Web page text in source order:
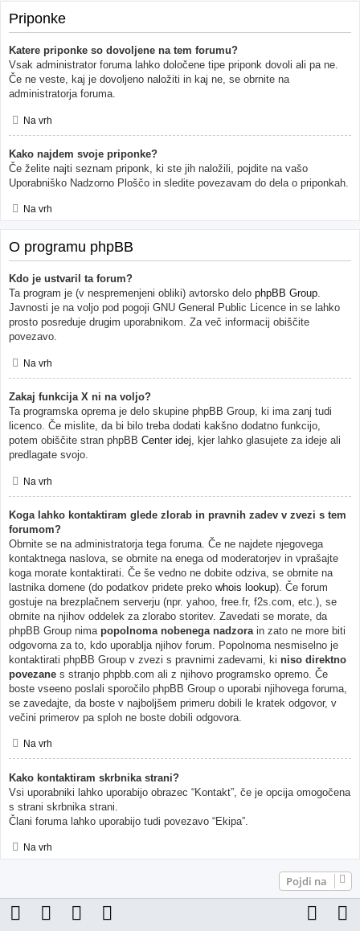
Priponke
Katere priponke so dovoljene na tem forumu?
Vsak administrator foruma lahko določene tipe priponk dovoli ali pa ne.
Če ne veste, kaj je dovoljeno naložiti in kaj ne, se obrnite na
administratorja foruma.
Na vrh
Kako najdem svoje priponke?
Če želite najti seznam priponk, ki ste jih naložili, pojdite na vašo
Uporabniško Nadzorno Ploščo in sledite povezavam do dela o priponkah.
Na vrh
O programu phpBB
Kdo je ustvaril ta forum?
Ta program je (v nespremenjeni obliki) avtorsko delo phpBB Group.
Javnosti je na voljo pod pogoji GNU General Public Licence in se lahko
prosto posreduje drugim uporabnikom. Za več informacij obiščite
povezavo.
Na vrh
Zakaj funkcija X ni na voljo?
Ta programska oprema je delo skupine phpBB Group, ki ima zanj tudi
licenco. Če mislite, da bi bilo treba dodati kakšno dodatno funkcijo,
potem obiščite stran phpBB Center idej, kjer lahko glasujete za ideje ali
predlagate svojo.
Na vrh
Koga lahko kontaktiram glede zlorab in pravnih zadev v zvezi s tem
forumom?
Obrnite se na administratorja tega foruma. Če ne najdete njegovega
kontaktnega naslova, se obrnite na enega od moderatorjev in vprašajte
koga morate kontaktirati. Če še vedno ne dobite odziva, se obrnite na
lastnika domene (do podatkov pridete preko whois lookup). Če forum
gostuje na brezplačnem serverju (npr. yahoo, free.fr, f2s.com, etc.), se
obrnite na njihov oddelek za zlorabo storitev. Zavedati se morate, da
phpBB Group nima popolnoma nobenega nadzora in zato ne more biti
odgovorna za to, kdo uporablja njihov forum. Popolnoma nesmiselno je
kontaktirati phpBB Group v zvezi s pravnimi zadevami, ki niso direktno
povezane s stranjo phpbb.com ali z njihovo programsko opremo. Če
boste vseeno poslali sporočilo phpBB Group o uporabi njihovega foruma,
se zavedajte, da boste v najboljšem primeru dobili le kratek odgovor, v
večini primerov pa sploh ne boste dobili odgovora.
Na vrh
Kako kontaktiram skrbnika strani?
Vsi uporabniki lahko uporabijo obrazec “Kontakt”, če je opcija omogočena
s strani skrbnika strani.
Člani foruma lahko uporabijo tudi povezavo “Ekipa”.
Na vrh
Pojdi na